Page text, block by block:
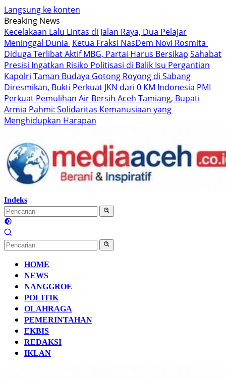
Langsung ke konten
Breaking News
Kecelakaan Lalu Lintas di Jalan Raya, Dua Pelajar
Meninggal Dunia Ketua Fraksi NasDem Novi Rosmita
Diduga Terlibat Aktif MBG, Partai Harus Bersikap Sahabat
Presisi Ingatkan Risiko Politisasi di Balik Isu Pergantian
Kapolri Taman Budaya Gotong Royong di Sabang
Diresmikan, Bukti Perkuat JKN dari 0 KM Indonesia PMI
Perkuat Pemulihan Air Bersih Aceh Tamiang, Bupati
Armia Pahmi: Solidaritas Kemanusiaan yang
Menghidupkan Harapan
Indeks
HOME
NEWS
NANGGROE
POLITIK
OLAHRAGA
PEMERINTAHAN
EKBIS
REDAKSI
IKLAN